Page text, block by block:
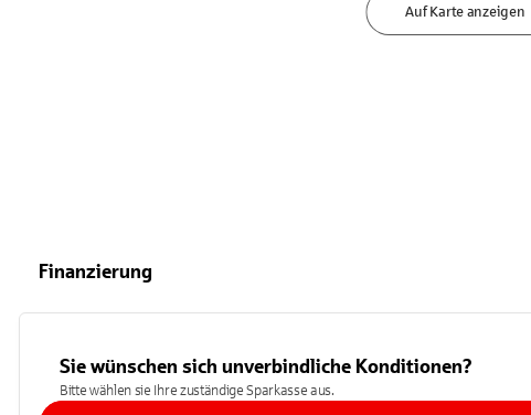
Auf Karte anzeigen
Finanzierung
Sie wünschen sich unverbindliche Konditionen?
Bitte wählen sie Ihre zuständige Sparkasse aus.